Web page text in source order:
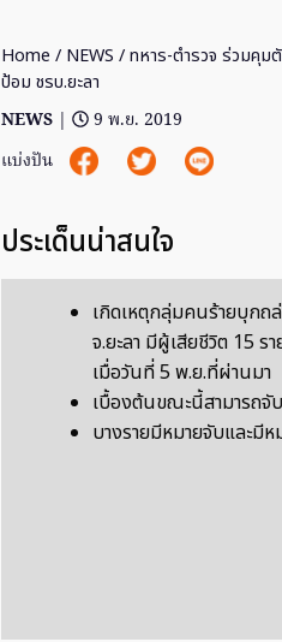
Home / NEWS / ทหาร-ตำรวจ ร่วมคุม
ป้อม ชรบ.ยะลา
NEWS |
9 พ.ย. 2019
แบ่งปัน
ประเด็นน่าสนใจ
เกิดเหตุกลุ่มคนร้ายบุก
จ.ยะลา มีผู้เสียชีวิต 15 ร
เมื่อวันที่ 5 พ.ย.ที่ผ่านมา
เบื้องต้นขณะนี้สามารถจั
บางรายมีหมายจับและมีห